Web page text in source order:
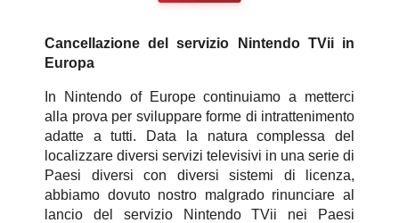
Cancellazione del servizio Nintendo TVii in
Europa
In Nintendo of Europe continuiamo a metterci
alla prova per sviluppare forme di intrattenimento
adatte a tutti. Data la natura complessa del
localizzare diversi servizi televisivi in una serie di
Paesi diversi con diversi sistemi di licenza,
abbiamo dovuto nostro malgrado rinunciare al
lancio del servizio Nintendo TVii nei Paesi